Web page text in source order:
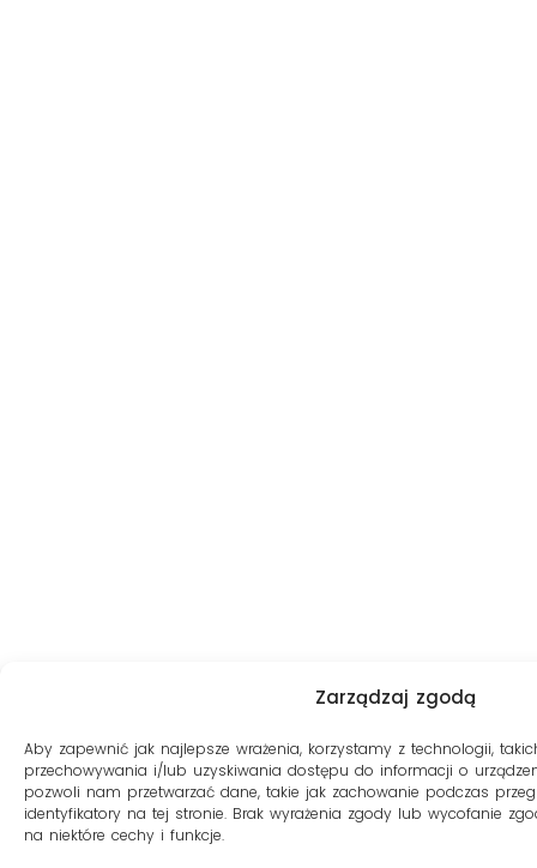
Zarządzaj zgodą
Aby zapewnić jak najlepsze wrażenia, korzystamy z technologii,
przechowywania i/lub uzyskiwania dostępu do informacji o
pozwoli nam przetwarzać dane, takie jak zachowanie podczas
identyfikatory na tej stronie. Brak wyrażenia zgody lub wycofanie
na niektóre cechy i funkcje.